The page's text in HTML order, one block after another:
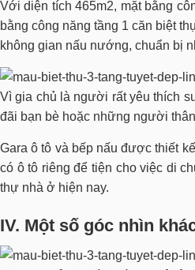
Với diện tích 465m2, mặt bằng
bằng công năng tầng 1 căn biệt
không gian nấu nướng, chuẩn bị
Vì gia chủ là người rất yêu thích
đãi bạn bè hoặc những người
Gara ô tô và bếp nấu được thiết
có ô tô riêng để tiện cho việc di
thự nhà ở hiện nay.
IV. Một số góc nhìn